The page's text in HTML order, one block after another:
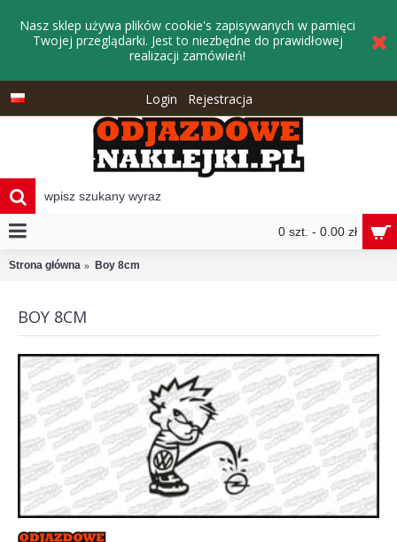
Nasz sklep używa plików cookie's zapisywanych w pamięci
Twojej przeglądarki. Jest to niezbędne do prawidłowej
realizacji zamówień!
Login Rejestracja
0 szt. - 0.00 zł
Strona główna Boy 8cm
BOY 8CM